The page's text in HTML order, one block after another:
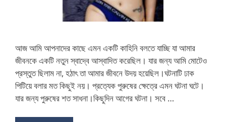
আজ আমি আপনাদের কাছে এমন একটি কাহিনি বলতে যাচ্ছি যা আমার
জীবনকে একটি নতুন স্বাদ্বে আস্বাদিত করেছিল। যার জন্য আমি মোটেও
প্রস্তুত ছিলাম না, হঠাৎ তা আমার জীবনে উদয় হয়েছিল।ঘটনাটি ঢাক
পিটিয়ে বলার মত কিছুই নয়। প্রত্যেক পুরুষের ক্ষেত্রে এমন ঘটনা ঘটে।
যার জন্য পুরুষের শত সাধনা।কিছুদিন আগের ঘটনা। সবে …